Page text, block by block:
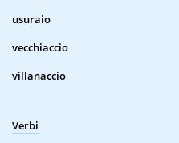
usuraio
vecchiaccio
villanaccio
Verbi